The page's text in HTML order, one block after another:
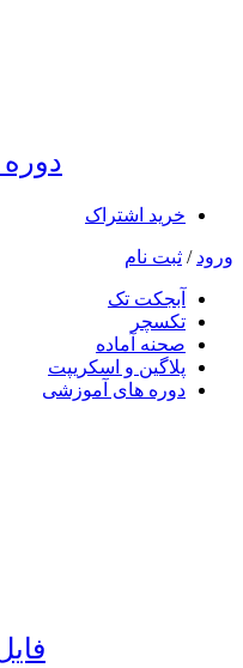
خرید اشتراک
ورود / ثبت نام
آبجکت تک
تکسچر
صحنه آماده
پلاگین و اسکریپت
دوره های آموزشی